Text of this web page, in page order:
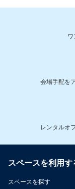
会場手配を
レンタルオ
スペースを利用す
スペースを探す